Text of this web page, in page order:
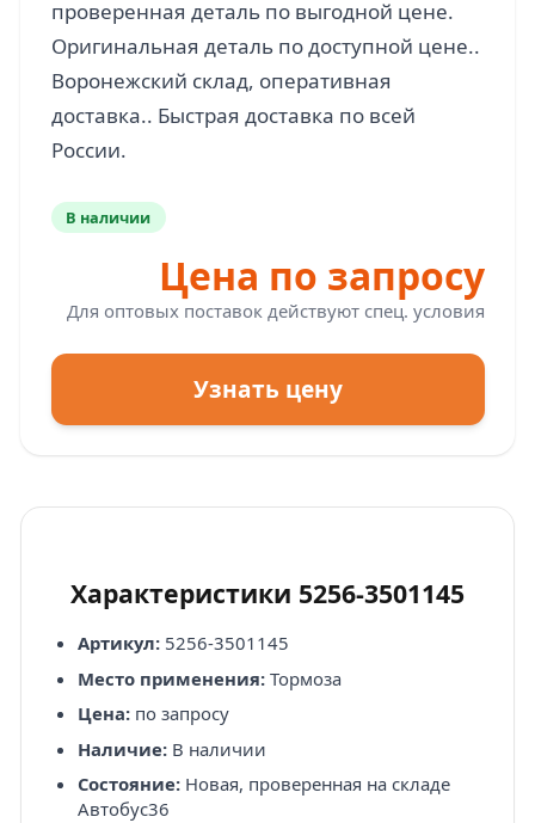
проверенная деталь по выгодной цене.
Оригинальная деталь по доступной цене..
Воронежский склад, оперативная
доставка.. Быстрая доставка по всей
В наличии
Цена по запросу
Для оптовых поставок действуют спец. условия
Узнать цену
Характеристики 5256-3501145
Артикул:5256-3501145
Место применения:Тормоза
Цена:по запросу
Наличие:В наличии
Состояние:Новая, проверенная на складе
Автобус36